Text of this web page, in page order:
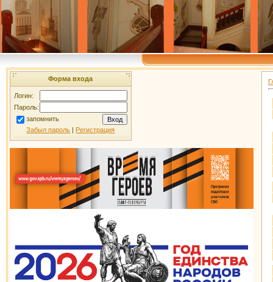
Форма входа
Логин:
Пароль:
запомнить
Забыл пароль | Регистрация